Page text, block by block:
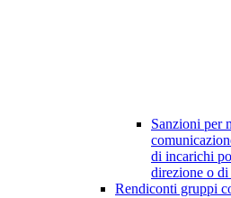
Sanzioni per
di incarichi
direzione o
Rendiconti gruppi